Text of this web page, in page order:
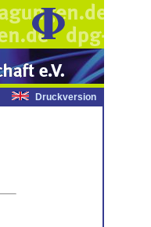
Druckversion